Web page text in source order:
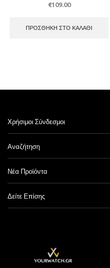
€109.00
ΠΡΟΣΘΉΚΗ ΣΤΟ ΚΑΛΆΘΙ
Χρήσιμοι Σύνδεσμοι
Αναζήτηση
Νέα Προϊόντα
Δείτε Επίσης